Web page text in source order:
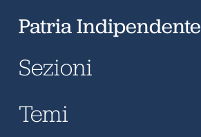
Patria Indipendente
Sezioni
Temi